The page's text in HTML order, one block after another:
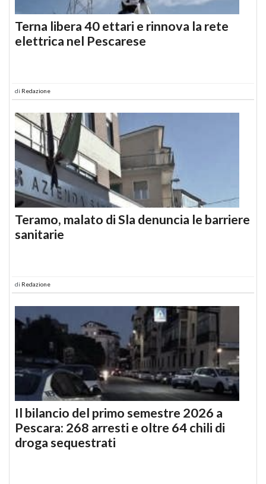
Terna libera 40 ettari e rinnova la rete
elettrica nel Pescarese
di Redazione
Teramo, malato di Sla denuncia le barriere
sanitarie
di Redazione
Il bilancio del primo semestre 2026 a
Pescara: 268 arresti e oltre 64 chili di
droga sequestrati